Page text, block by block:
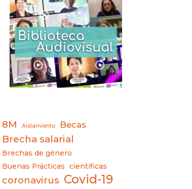
8M Aislamiento Becas
Brecha salarial
Brechas de género
Buenas Prácticas
científicas
coronavirus Covid-19